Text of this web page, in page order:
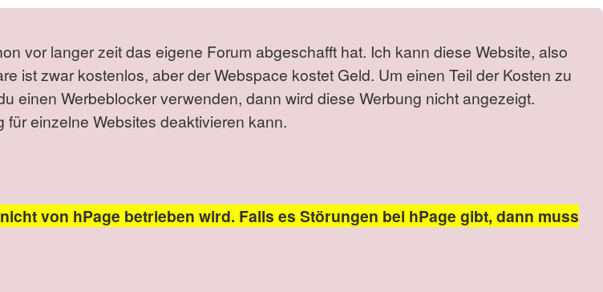
vor langer zeit das eigene Forum abgeschafft hat. Ich kann diese Website, also
ist zwar kostenlos, aber der Webspace kostet Geld. Um einen Teil der Kosten zu
einen Werbeblocker verwenden, dann wird diese Werbung nicht angezeigt.
einzelne Websites deaktivieren kann.
von hPage betrieben wird. Falls es Störungen bei hPage gibt, dann muss